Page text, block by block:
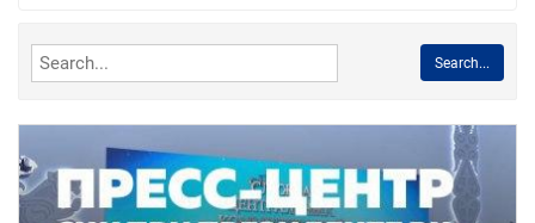
Search...